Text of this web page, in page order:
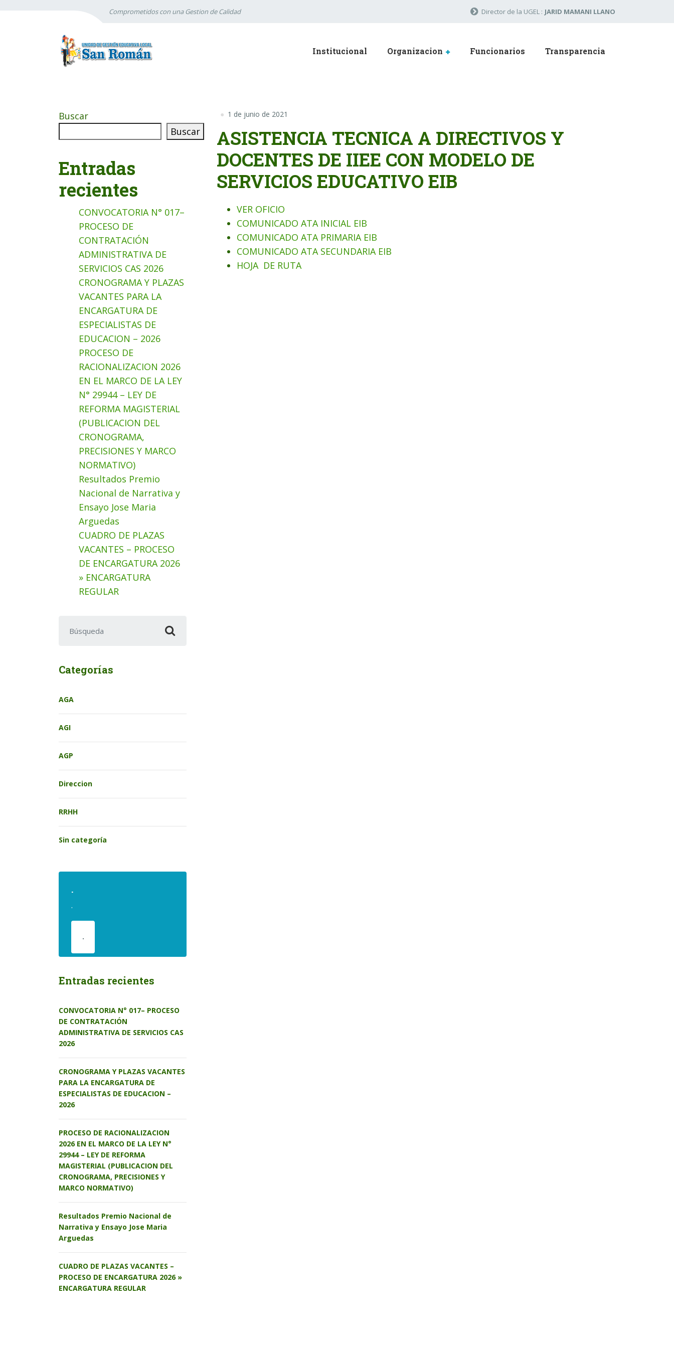
Comprometidos con una Gestion de Calidad Director de la UGEL : JARID MAMANI LLANO
Institucional Organizacion Funcionarios Transparencia
1 de junio de 2021
ASISTENCIA TECNICA A DIRECTIVOS Y
DOCENTES DE IIEE CON MODELO DE
SERVICIOS EDUCATIVO EIB
VER OFICIO
COMUNICADO ATA INICIAL EIB
COMUNICADO ATA PRIMARIA EIB
COMUNICADO ATA SECUNDARIA EIB
HOJA DE RUTA
Buscar
Buscar
Entradas
recientes
CONVOCATORIA N° 017–
PROCESO DE
CONTRATACIÓN
ADMINISTRATIVA DE
SERVICIOS CAS 2026
CRONOGRAMA Y PLAZAS
VACANTES PARA LA
ENCARGATURA DE
ESPECIALISTAS DE
EDUCACION – 2026
PROCESO DE
RACIONALIZACION 2026
EN EL MARCO DE LA LEY
N° 29944 – LEY DE
REFORMA MAGISTERIAL
(PUBLICACION DEL
CRONOGRAMA,
PRECISIONES Y MARCO
NORMATIVO)
Resultados Premio
Nacional de Narrativa y
Ensayo Jose Maria
Arguedas
CUADRO DE PLAZAS
VACANTES – PROCESO
DE ENCARGATURA 2026
» ENCARGATURA
REGULAR
Categorías
AGA
AGI
AGP
Direccion
RRHH
Sin categoría
.
.
.
Entradas recientes
CONVOCATORIA N° 017– PROCESO
DE CONTRATACIÓN
ADMINISTRATIVA DE SERVICIOS CAS
2026
CRONOGRAMA Y PLAZAS VACANTES
PARA LA ENCARGATURA DE
ESPECIALISTAS DE EDUCACION –
2026
PROCESO DE RACIONALIZACION
2026 EN EL MARCO DE LA LEY N°
29944 – LEY DE REFORMA
MAGISTERIAL (PUBLICACION DEL
CRONOGRAMA, PRECISIONES Y
MARCO NORMATIVO)
Resultados Premio Nacional de
Narrativa y Ensayo Jose Maria
Arguedas
CUADRO DE PLAZAS VACANTES –
PROCESO DE ENCARGATURA 2026 »
ENCARGATURA REGULAR